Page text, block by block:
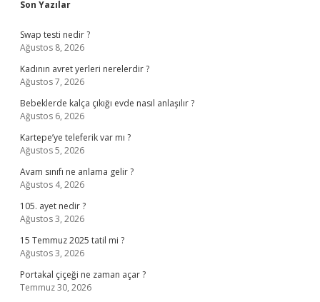
Sidebar
Son Yazılar
Swap testi nedir ?
Ağustos 8, 2026
Kadının avret yerleri nerelerdir ?
Ağustos 7, 2026
Bebeklerde kalça çıkığı evde nasıl anlaşılır ?
Ağustos 6, 2026
Kartepe’ye teleferik var mı ?
Ağustos 5, 2026
Avam sınıfı ne anlama gelir ?
Ağustos 4, 2026
105. ayet nedir ?
Ağustos 3, 2026
15 Temmuz 2025 tatil mi ?
Ağustos 3, 2026
Portakal çiçeği ne zaman açar ?
Temmuz 30, 2026